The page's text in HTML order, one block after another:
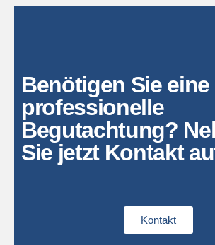
Benötigen Sie eine
professionelle
Begutachtung?
Sie jetzt Kontakt
Kontakt